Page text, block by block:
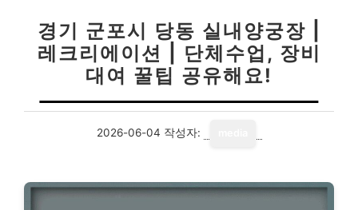
경기 군포시 당동 실내양궁장 |
레크리에이션 | 단체수업, 장비
대여 꿀팁 공유해요!
2026-06-04 작성자: